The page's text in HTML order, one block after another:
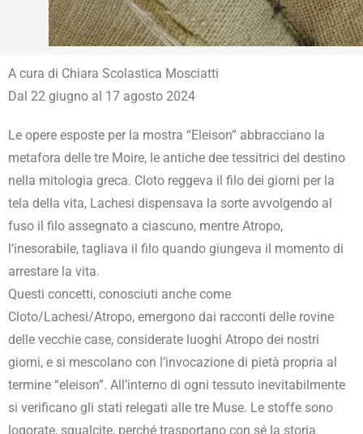
A cura di Chiara Scolastica Mosciatti
Dal 22 giugno al 17 agosto 2024
Le opere esposte per la mostra “Eleison” abbracciano la
metafora delle tre Moire, le antiche dee tessitrici del destino
nella mitologia greca. Cloto reggeva il filo dei giorni per la
tela della vita, Lachesi dispensava la sorte avvolgendo al
fuso il filo assegnato a ciascuno, mentre Atropo,
l’inesorabile, tagliava il filo quando giungeva il momento di
arrestare la vita.
Questi concetti, conosciuti anche come
Cloto/Lachesi/Atropo, emergono dai racconti delle rovine
delle vecchie case, considerate luoghi Atropo dei nostri
giorni, e si mescolano con l’invocazione di pietà propria al
termine “eleison”. All’interno di ogni tessuto inevitabilmente
si verificano gli stati relegati alle tre Muse. Le stoffe sono
logorate, sgualcite, perché trasportano con sé la storia